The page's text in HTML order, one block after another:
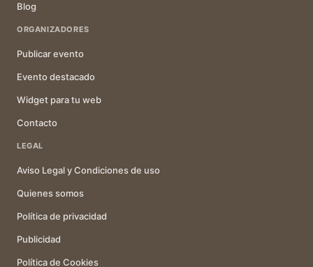
Blog
ORGANIZADORES
Publicar evento
Evento destacado
Widget para tu web
Contacto
LEGAL
Aviso Legal y Condiciones de uso
Quienes somos
Política de privacidad
Publicidad
Política de Cookies